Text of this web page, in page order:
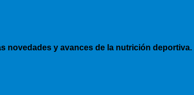
novedades y avances de la nutrición deportiva.